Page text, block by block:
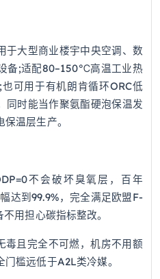
于大型商业楼宇中央空调、数
备;适配80–150℃高温工业热
可用于有机朗肯循环ORC低
同时能当作聚氨酯硬泡保温发
温层生产。
不会破坏臭氧层，百年
达到99.9%，完全满足欧盟F-
用担心碳指标整改。
毒且完全不可燃，机房不用额
槛远低于A2L类冷媒。